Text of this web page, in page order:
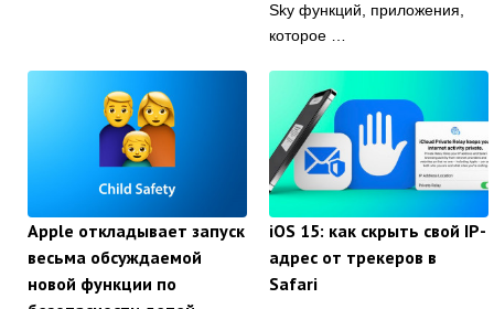
Sky функций, приложения,
которое …
Apple откладывает запуск
весьма обсуждаемой
новой функции по
iOS 15: как скрыть свой IP-
адрес от трекеров в
Safari